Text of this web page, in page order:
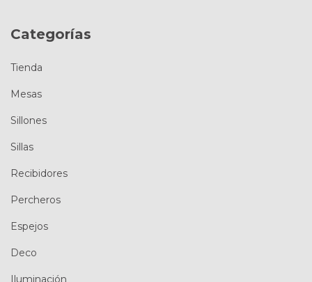
Categorías
Tienda
Mesas
Sillones
Sillas
Recibidores
Percheros
Espejos
Deco
Iluminación